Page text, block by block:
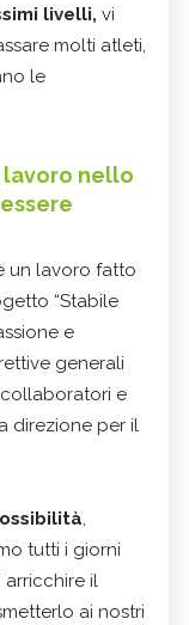
livelli, vi
molti atleti,
le
lavoro nello
un lavoro fatto
“Stabile
e
generali
e
direzione per il
,
tutti i giorni
arricchire il
ai nostri